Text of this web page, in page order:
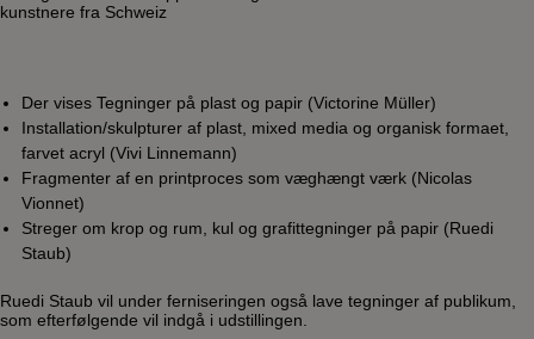
kunstnere fra Schweiz
Der vises Tegninger på plast og papir (Victorine Müller)
Installation/skulpturer af plast, mixed media og organisk formaet,
farvet acryl (Vivi Linnemann)
Fragmenter af en printproces som væghængt værk (Nicolas
Vionnet)
Streger om krop og rum, kul og grafittegninger på papir (Ruedi
Staub)
Ruedi Staub vil under ferniseringen også lave tegninger af publikum,
som efterfølgende vil indgå i udstillingen.